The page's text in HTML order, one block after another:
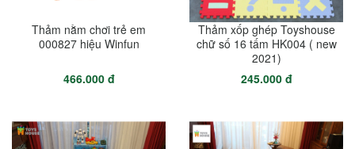
Thảm nằm chơi trẻ em
000827 hiệu Winfun
466.000 đ
Thảm xốp ghép Toyshouse
chữ số 16 tấm HK004 ( new
2021)
245.000 đ